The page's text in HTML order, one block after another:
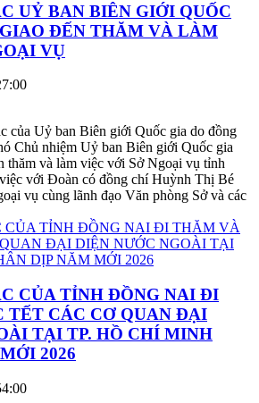
UỶ BAN BIÊN GIỚI QUỐC
ĐẾN THĂM VÀ LÀM
VỤ
của Uỷ ban Biên giới Quốc gia do đồng
Chủ nhiệm Uỷ ban Biên giới Quốc gia
thăm và làm việc với Sở Ngoại vụ tỉnh
với Đoàn có đồng chí Huỳnh Thị Bé
vụ cùng lãnh đạo Văn phòng Sở và các
CỦA TỈNH ĐỒNG NAI ĐI
TẾT CÁC CƠ QUAN ĐẠI
TẠI TP. HỒ CHÍ MINH
2026